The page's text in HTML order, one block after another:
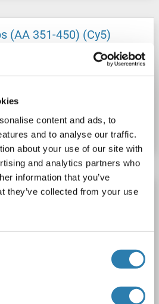
content and ads, to
and to analyse our traffic.
about your use of our site with
and analytics partners who
information that you’ve
they’ve collected from your use
(AA 351-450) (Cy5)
Hôte: Lapin
Détails
(AA 351-450) (AbBy